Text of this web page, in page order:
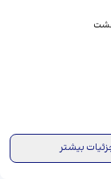
هشت
بیشتر